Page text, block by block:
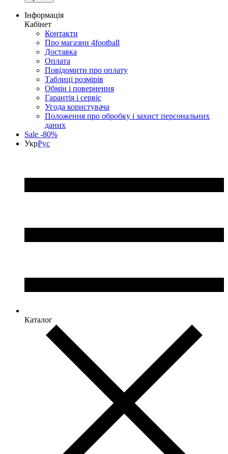
Інформація
Кабінет
Контакти
Про магазин 4football
Доставка
Оплата
Повідомити про оплату
Таблиці розмірів
Обмін і повернення
Гарантія і сервіс
Угода користувача
Положення про обробку і захист персональних
даних
Sale -80%
УкрРус
Каталог